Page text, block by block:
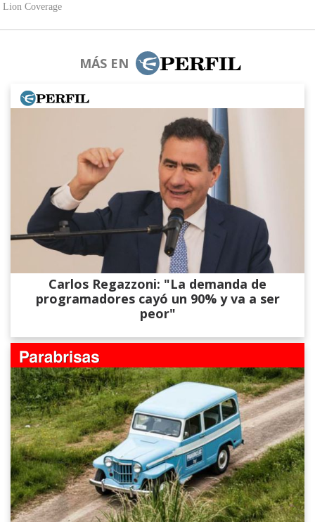
MÁS EN
Carlos Regazzoni: "La demanda de
programadores cayó un 90% y va a ser
peor"